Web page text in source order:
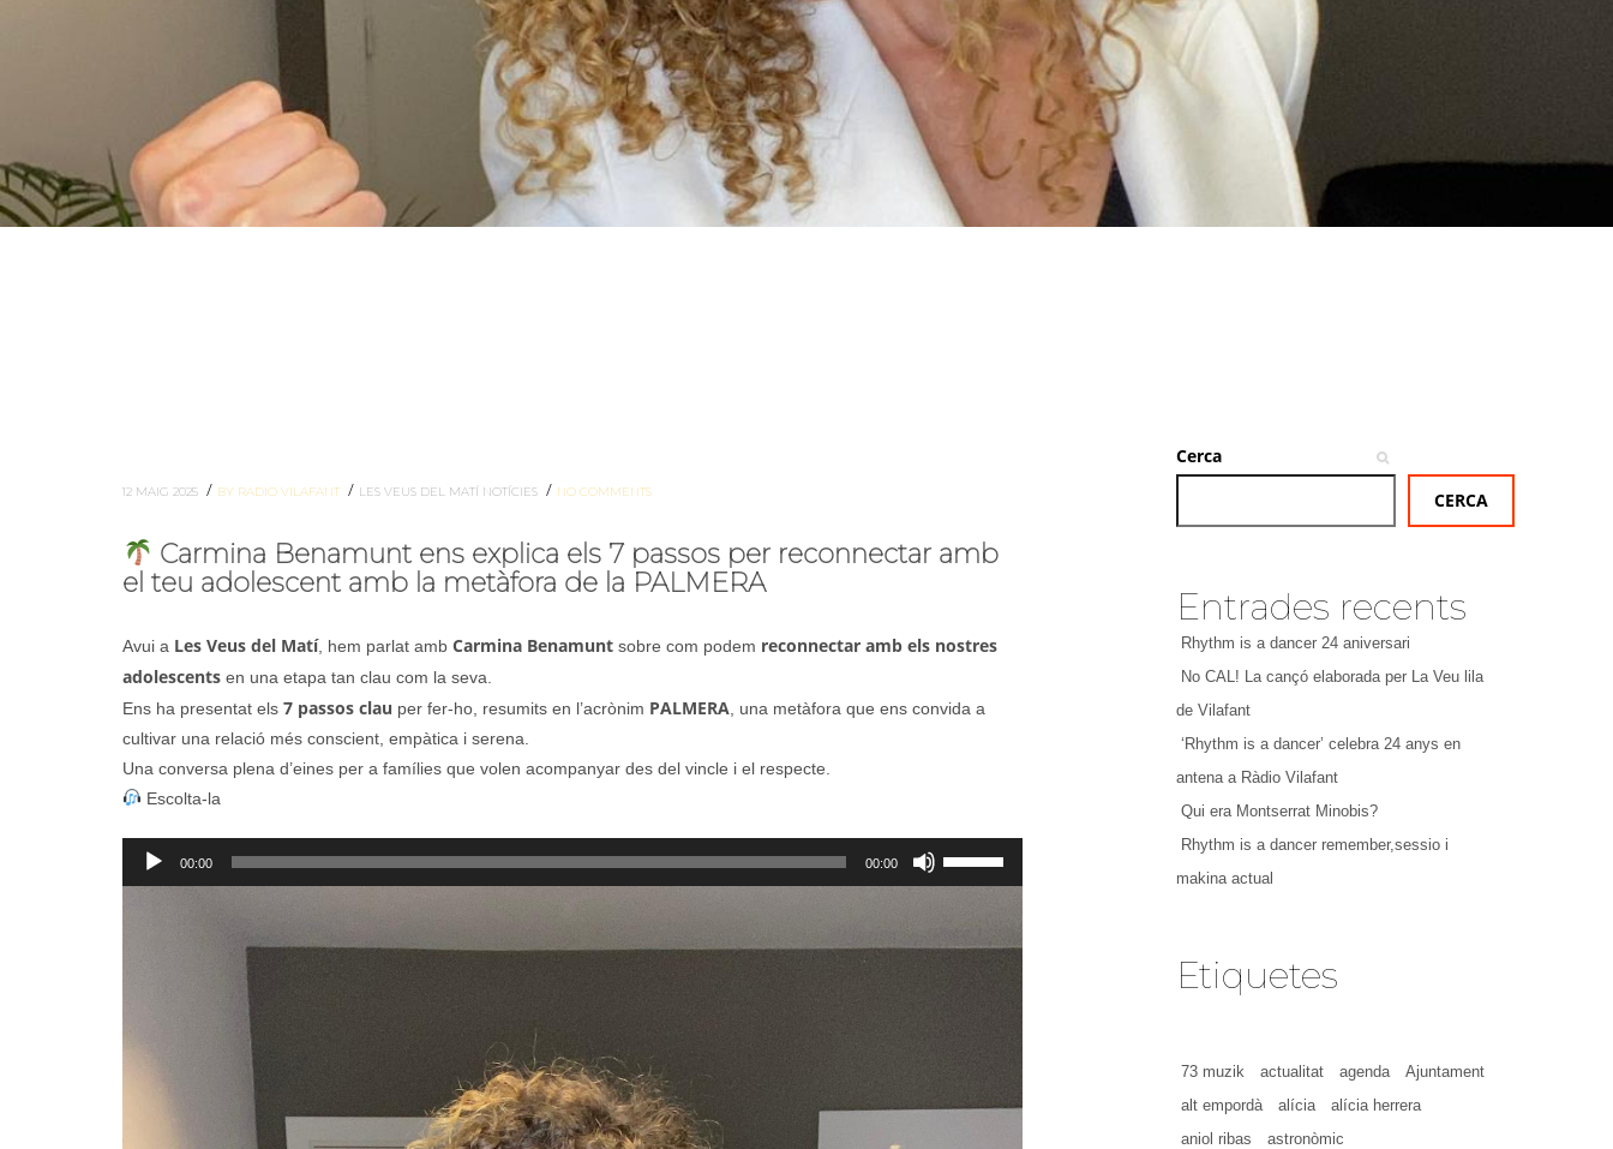
12 MAIG 2025 / BY RADIO VILAFANT / LES VEUS DEL MATÍ NOTÍCIES / NO COMMENTS
Carmina Benamunt ens explica els 7 passos per reconnectar amb
el teu adolescent amb la metàfora de la PALMERA
Avui a Les Veus del Matí, hem parlat amb Carmina Benamunt sobre com podem reconnectar amb els nostres
adolescents en una etapa tan clau com la seva.
Ens ha presentat els 7 passos clau per fer-ho, resumits en l’acrònim PALMERA , una metàfora que ens convida a
cultivar una relació més conscient, empàtica i serena.
Una conversa plena d’eines per a famílies que volen acompanyar des del vincle i el respecte.
Escolta-la
Reproductor
d'àudio
00:00 00:00
de
Cerca
CERCA
Entrades recents
Rhythm is a dancer 24 aniversari
No CAL! La cançó elaborada per La Veu lila
de Vilafant
‘Rhythm is a dancer’ celebra 24 anys en
antena a Ràdio Vilafant
Qui era Montserrat Minobis?
Rhythm is a dancer remember,sessio i
makina actual
Etiquetes
73 muzik actualitat agenda
Ajuntament
alt empordà
alícia
alícia herrera
aniol ribas
astronòmic